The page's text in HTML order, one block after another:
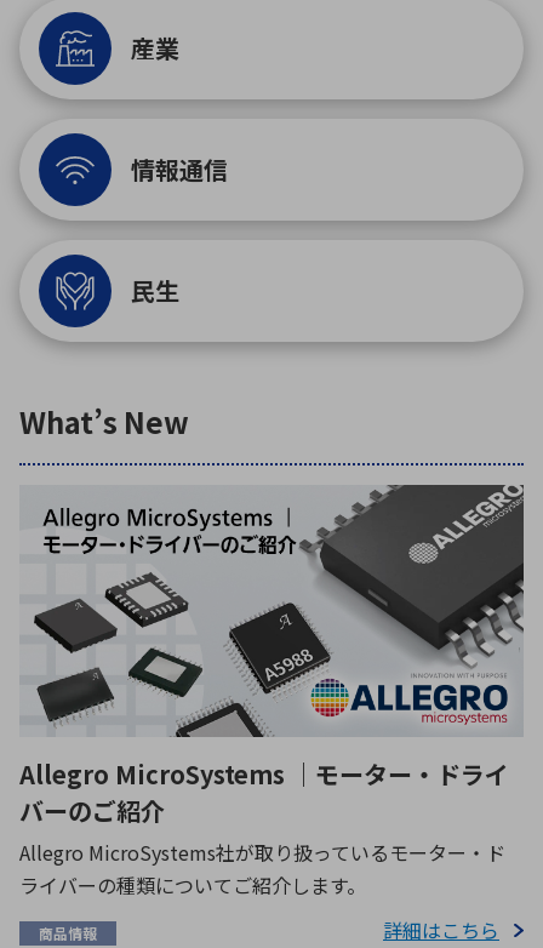
半導体・電子部品小ロット
産業
情報通信
民生
What’s New
Allegro MicroSystems ｜モーター・ドライ
バーのご紹介
Allegro MicroSystems社が取り扱っているモーター・ド
ライバーの種類についてご紹介します。
商品情報 詳細はこちら